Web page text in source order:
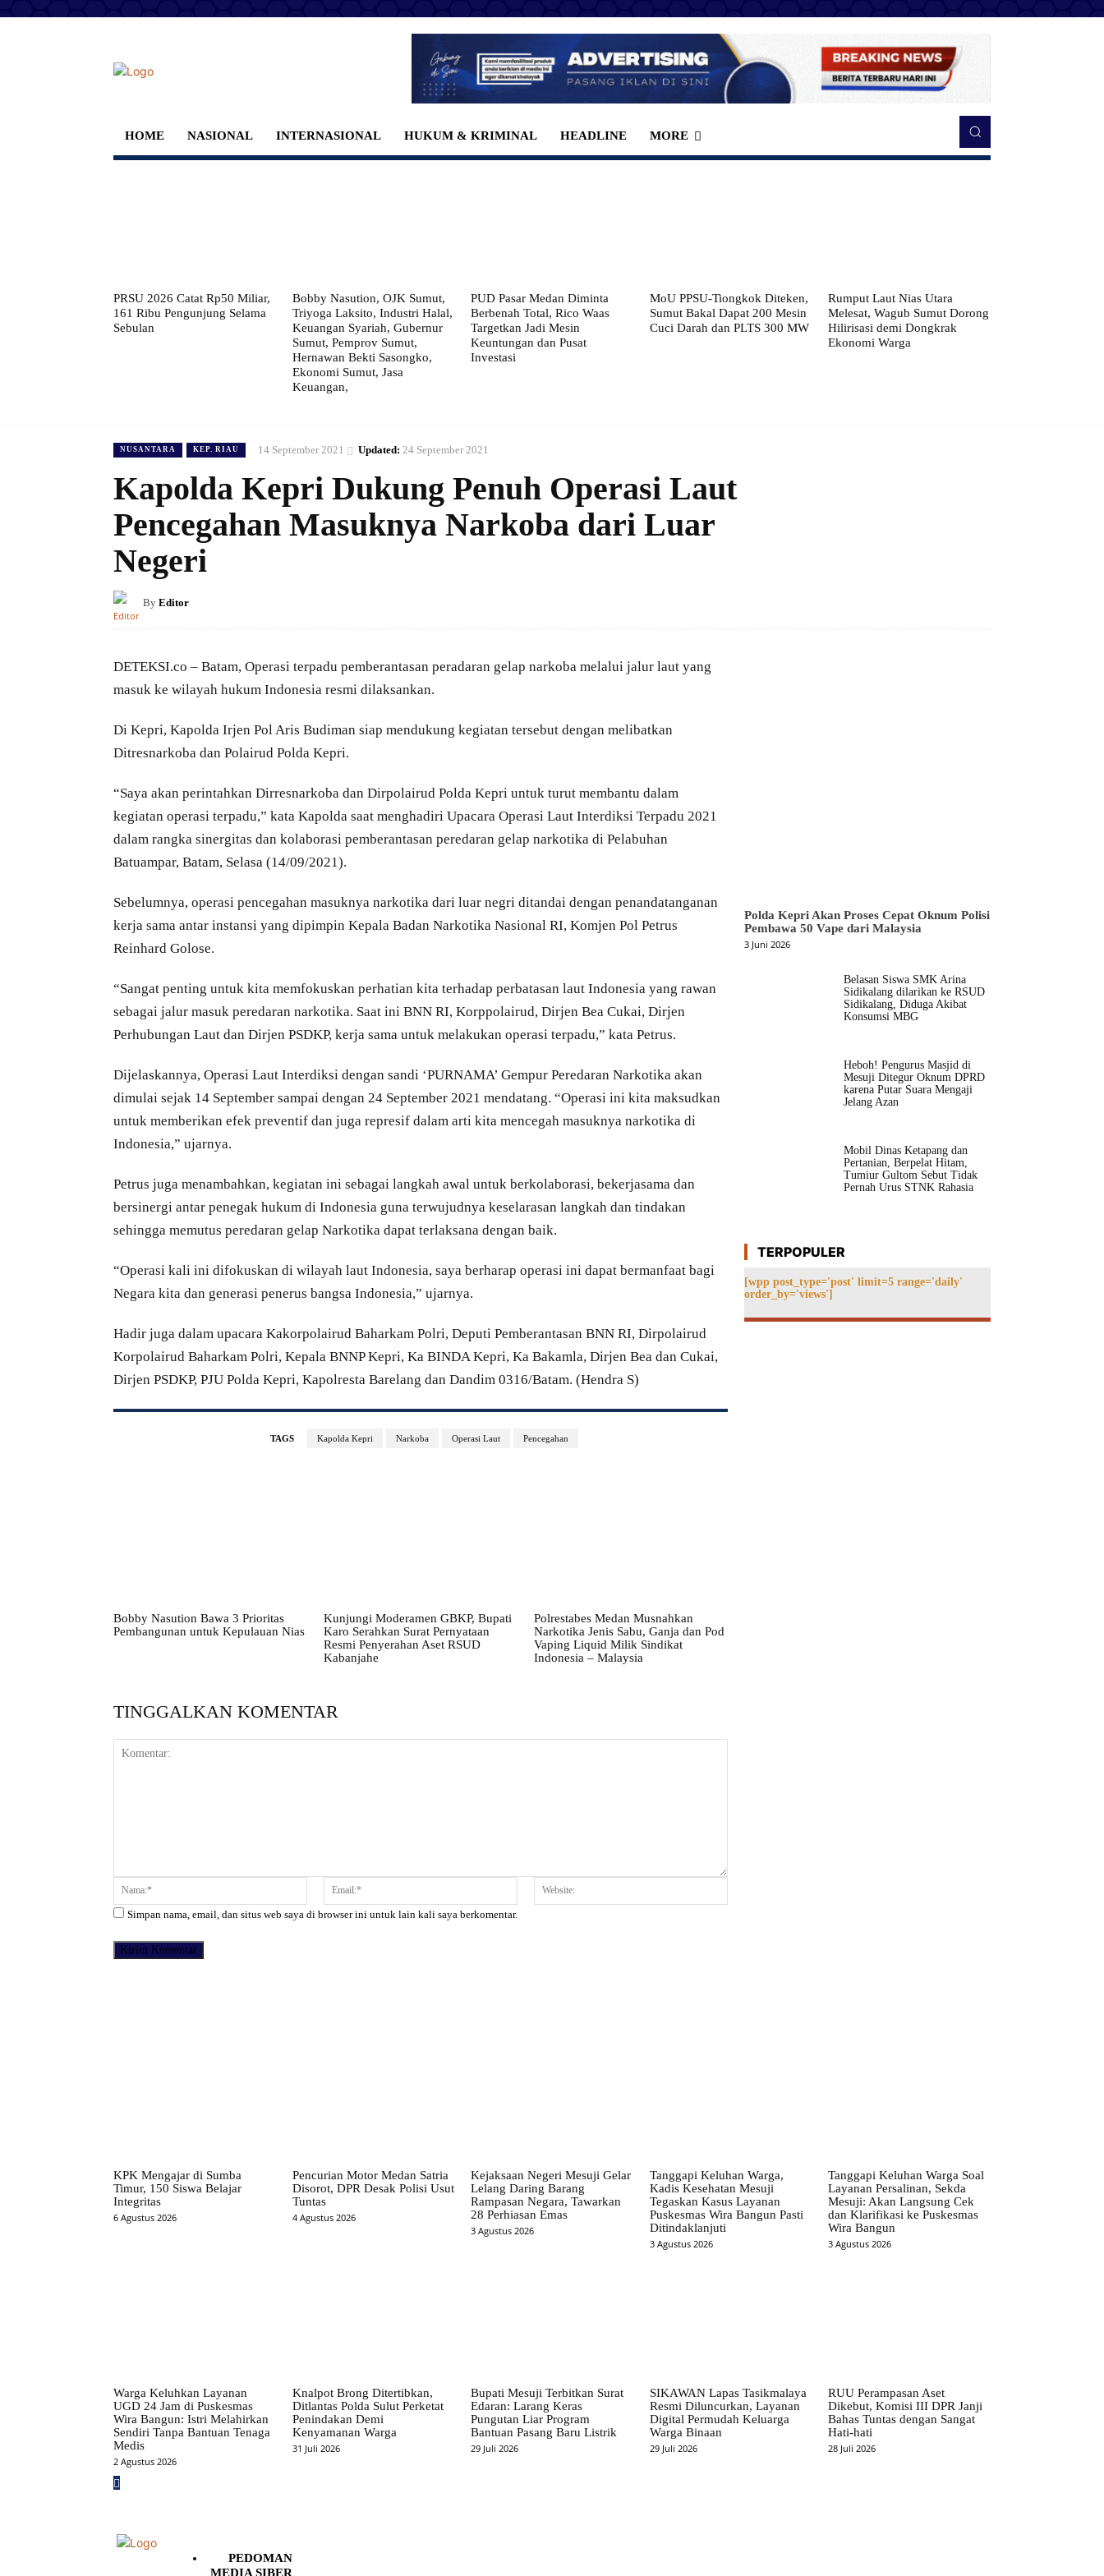
HOME NASIONAL INTERNASIONAL HUKUM & KRIMINAL HEADLINE MORE
PRSU 2026 Catat Rp50 Miliar,
161 Ribu Pengunjung Selama
Sebulan
Bobby Nasution, OJK Sumut,
Triyoga Laksito, Industri Halal,
Keuangan Syariah, Gubernur
Sumut, Pemprov Sumut,
Hernawan Bekti Sasongko,
Ekonomi Sumut, Jasa
Keuangan,
PUD Pasar Medan Diminta
Berbenah Total, Rico Waas
Targetkan Jadi Mesin
Keuntungan dan Pusat
Investasi
MoU PPSU-Tiongkok Diteken,
Sumut Bakal Dapat 200 Mesin
Cuci Darah dan PLTS 300 MW
Rumput Laut Nias Utara
Melesat, Wagub Sumut Dorong
Hilirisasi demi Dongkrak
Ekonomi Warga
NUSANTARA KEP. RIAU 14 September 2021 Updated: 24 September 2021
Kapolda Kepri Dukung Penuh Operasi Laut
Pencegahan Masuknya Narkoba dari Luar
Negeri
By Editor
DETEKSI.co – Batam, Operasi terpadu pemberantasan peradaran gelap narkoba melalui jalur laut yang
masuk ke wilayah hukum Indonesia resmi dilaksankan.
Di Kepri, Kapolda Irjen Pol Aris Budiman siap mendukung kegiatan tersebut dengan melibatkan
Ditresnarkoba dan Polairud Polda Kepri.
“Saya akan perintahkan Dirresnarkoba dan Dirpolairud Polda Kepri untuk turut membantu dalam
kegiatan operasi terpadu,” kata Kapolda saat menghadiri Upacara Operasi Laut Interdiksi Terpadu 2021
dalam rangka sinergitas dan kolaborasi pemberantasan peredaran gelap narkotika di Pelabuhan
Batuampar, Batam, Selasa (14/09/2021).
Sebelumnya, operasi pencegahan masuknya narkotika dari luar negri ditandai dengan penandatanganan
kerja sama antar instansi yang dipimpin Kepala Badan Narkotika Nasional RI, Komjen Pol Petrus
Reinhard Golose.
“Sangat penting untuk kita memfokuskan perhatian kita terhadap perbatasan laut Indonesia yang rawan
sebagai jalur masuk peredaran narkotika. Saat ini BNN RI, Korppolairud, Dirjen Bea Cukai, Dirjen
Perhubungan Laut dan Dirjen PSDKP, kerja sama untuk melakukan operasi terpadu,” kata Petrus.
Dijelaskannya, Operasi Laut Interdiksi dengan sandi ‘PURNAMA’ Gempur Peredaran Narkotika akan
dimulai sejak 14 September sampai dengan 24 September 2021 mendatang. “Operasi ini kita maksudkan
untuk memberikan efek preventif dan juga represif dalam arti kita mencegah masuknya narkotika di
Indonesia,” ujarnya.
Petrus juga menambahkan, kegiatan ini sebagai langkah awal untuk berkolaborasi, bekerjasama dan
bersinergi antar penegak hukum di Indonesia guna terwujudnya keselarasan langkah dan tindakan
sehingga memutus peredaran gelap Narkotika dapat terlaksana dengan baik.
“Operasi kali ini difokuskan di wilayah laut Indonesia, saya berharap operasi ini dapat bermanfaat bagi
Negara kita dan generasi penerus bangsa Indonesia,” ujarnya.
Hadir juga dalam upacara Kakorpolairud Baharkam Polri, Deputi Pemberantasan BNN RI, Dirpolairud
Korpolairud Baharkam Polri, Kepala BNNP Kepri, Ka BINDA Kepri, Ka Bakamla, Dirjen Bea dan Cukai,
Dirjen PSDKP, PJU Polda Kepri, Kapolresta Barelang dan Dandim 0316/Batam. (Hendra S)
TAGS Kapolda Kepri Narkoba Operasi Laut Pencegahan
Bobby Nasution Bawa 3 Prioritas
Pembangunan untuk Kepulauan Nias
Kunjungi Moderamen GBKP, Bupati
Karo Serahkan Surat Pernyataan
Resmi Penyerahan Aset RSUD
Kabanjahe
Polrestabes Medan Musnahkan
Narkotika Jenis Sabu, Ganja dan Pod
Vaping Liquid Milik Sindikat
Indonesia – Malaysia
TINGGALKAN KOMENTAR
Komentar: Nama:* Email:*
Simpan nama, email, dan situs web saya di browser ini untuk lain kali saya berkomentar.
Polda Kepri Akan Proses Cepat Oknum Polisi
Pembawa 50 Vape dari Malaysia
3 Juni 2026
Belasan Siswa SMK Arina
Sidikalang dilarikan ke RSUD
Sidikalang, Diduga Akibat
Konsumsi MBG
Heboh! Pengurus Masjid di
Mesuji Ditegur Oknum DPRD
karena Putar Suara Mengaji
Jelang Azan
Mobil Dinas Ketapang dan
Pertanian, Berpelat Hitam,
Tumiur Gultom Sebut Tidak
Pernah Urus STNK Rahasia
TERPOPULER
[wpp post_type='post' limit=5 range='daily'
order_by='views']
KPK Mengajar di Sumba
Timur, 150 Siswa Belajar
Integritas
6 Agustus 2026
Pencurian Motor Medan Satria
Disorot, DPR Desak Polisi Usut
Tuntas
4 Agustus 2026
Kejaksaan Negeri Mesuji Gelar
Lelang Daring Barang
Rampasan Negara, Tawarkan
28 Perhiasan Emas
3 Agustus 2026
Tanggapi Keluhan Warga,
Kadis Kesehatan Mesuji
Tegaskan Kasus Layanan
Puskesmas Wira Bangun Pasti
Ditindaklanjuti
3 Agustus 2026
Tanggapi Keluhan Warga Soal
Layanan Persalinan, Sekda
Mesuji: Akan Langsung Cek
dan Klarifikasi ke Puskesmas
Wira Bangun
3 Agustus 2026
Warga Keluhkan Layanan
UGD 24 Jam di Puskesmas
Wira Bangun: Istri Melahirkan
Sendiri Tanpa Bantuan Tenaga
Medis
2 Agustus 2026
Knalpot Brong Ditertibkan,
Ditlantas Polda Sulut Perketat
Penindakan Demi
Kenyamanan Warga
31 Juli 2026
Bupati Mesuji Terbitkan Surat
Edaran: Larang Keras
Pungutan Liar Program
Bantuan Pasang Baru Listrik
29 Juli 2026
SIKAWAN Lapas Tasikmalaya
Resmi Diluncurkan, Layanan
Digital Permudah Keluarga
Warga Binaan
29 Juli 2026
RUU Perampasan Aset
Dikebut, Komisi III DPR Janji
Bahas Tuntas dengan Sangat
Hati-hati
28 Juli 2026
PEDOMAN
MEDIA SIBER